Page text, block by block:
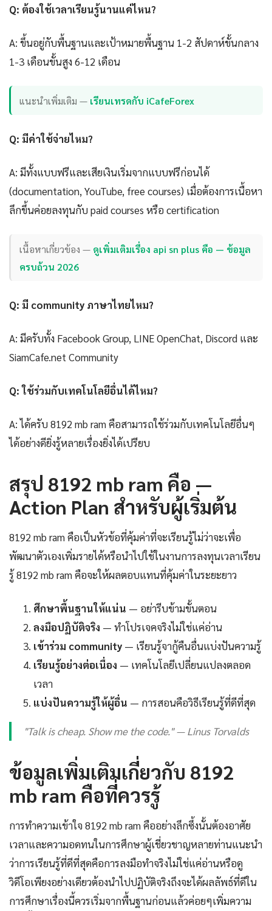
Q: ต้องใช้เวลาเรียนรู้นานแค่ไหน?
A: ขึ้นอยู่กับพื้นฐานและเป้าหมายพื้นฐาน 1-2 สัปดาห์ขั้นกลาง
1-3 เดือนขั้นสูง 6-12 เดือน
แนะนำเพิ่มเติม — เรียนเทรดกับ iCafeForex
Q: มีค่าใช้จ่ายไหม?
A: มีทั้งแบบฟรีและเสียเงินเริ่มจากแบบฟรีก่อนได้
(documentation, YouTube, free courses) เมื่อต้องการเนื้อหา
ลึกขึ้นค่อยลงทุนกับ paid courses หรือ certification
เนื้อหาเกี่ยวข้อง — ดูเพิ่มเติมเรื่อง api sn plus คือ — ข้อมูล
ครบถ้วน 2026
Q: มี community ภาษาไทยไหม?
A: มีครับทั้ง Facebook Group, LINE OpenChat, Discord และ
SiamCafe.net Community
Q: ใช้ร่วมกับเทคโนโลยีอื่นได้ไหม?
A: ได้ครับ 8192 mb ram คือสามารถใช้ร่วมกับเทคโนโลยีอื่นๆ
ได้อย่างดียิ่งรู้หลายเรื่องยิ่งได้เปรียบ
สรุป 8192 mb ram คือ —
Action Plan สำหรับผู้เริ่มต้น
8192 mb ram คือเป็นหัวข้อที่คุ้มค่าที่จะเรียนรู้ไม่ว่าจะเพื่อ
พัฒนาตัวเองเพิ่มรายได้หรือนำไปใช้ในงานการลงทุนเวลาเรียน
รู้ 8192 mb ram คือจะให้ผลตอบแทนที่คุ้มค่าในระยะยาว
ศึกษาพื้นฐานให้แน่น — อย่ารีบข้ามขั้นตอน
ลงมือปฏิบัติจริง — ทำโปรเจคจริงไม่ใช่แค่อ่าน
เข้าร่วม community — เรียนรู้จากู้คืนอื่นแบ่งปันความรู้
เรียนรู้อย่างต่อเนื่อง — เทคโนโลยีเปลี่ยนแปลงตลอด
เวลา
แบ่งปันความรู้ให้ผู้อื่น — การสอนคือวิธีเรียนรู้ที่ดีที่สุด
"Talk is cheap. Show me the code." — Linus Torvalds
ข้อมูลเพิ่มเติมเกี่ยวกับ 8192
mb ram คือที่ควรรู้
การทำความเข้าใจ 8192 mb ram คืออย่างลึกซึ้งนั้นต้องอาศัย
เวลาและความอดทนในการศึกษาผู้เชี่ยวชาญหลายท่านแนะนำ
ว่าการเรียนรู้ที่ดีที่สุดคือการลงมือทำจริงไม่ใช่แค่อ่านหรือดู
วิดีโอเพียงอย่างเดียวต้องนำไปปฏิบัติจริงถึงจะได้ผลลัพธ์ที่ดีใน
การศึกษาเรื่องนี้ควรเริ่มจากพื้นฐานก่อนแล้วค่อยๆเพิ่มความ